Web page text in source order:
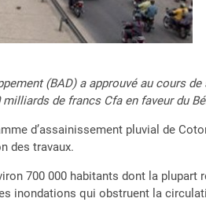
(BAD) a approuvé au cours
milliards de francs Cfa en faveur du
d’assainissement pluvial de
des travaux.
700 000 habitants dont la plupart
inondations qui obstruent la